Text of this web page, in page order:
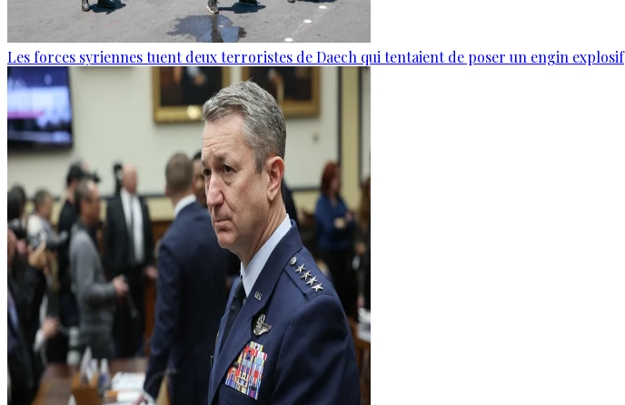
Les forces syriennes tuent deux terroristes de Daech qui tentaient de poser un engin explosif